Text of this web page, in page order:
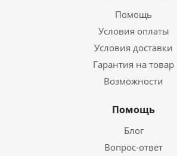
Помощь
Условия оплаты
Условия доставки
Гарантия на товар
Возможности
Помощь
Блог
Вопрос-ответ